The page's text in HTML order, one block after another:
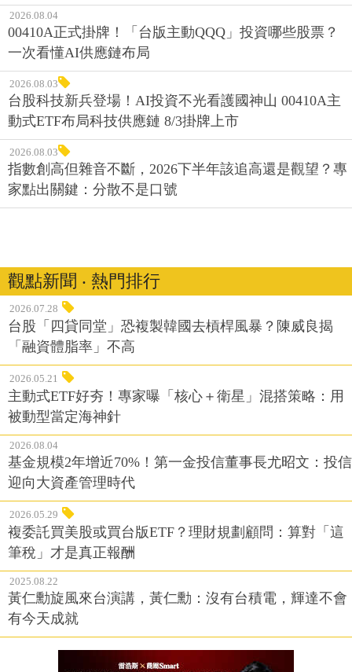
2026.08.04
00410A正式掛牌！「台版主動QQQ」投資哪些股票？
一次看懂AI供應鏈布局
2026.08.03
台股科技新兵登場！AI投資不光看護國神山 00410A主
動式ETF布局科技供應鏈 8/3掛牌上市
2026.08.03
指數創高但雜音不斷，2026下半年該追高還是觀望？專
家點出關鍵：分散不是口號
觀點新聞 ‧ 熱門排行
2026.07.28
台股「四貸同堂」恐複製韓國去槓桿風暴？陳威良揭
「融資體脂率」不高
2026.05.21
主動式ETF好夯！專家曝「核心＋衛星」混搭策略：用
被動型當定海神針
2026.08.04
基金規模2年增近70%！第一金投信董事長尤昭文：投信
迎向大資產管理時代
2026.05.29
複委託買美股或買台版ETF？理財規劃顧問：算對「這
筆稅」才是真正報酬
2025.08.22
黃仁勳旋風來台演講，黃仁勳：沒有台積電，輝達不會
有今天成就